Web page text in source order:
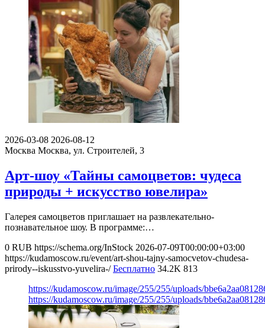
2026-03-08 2026-08-12
Москва Москва, ул. Строителей, 3
Арт-шоу «Тайны самоцветов: чудеса
природы + искусство ювелира»
Галерея самоцветов приглашает на развлекательно-
познавательное шоу. В программе:…
0 RUB https://schema.org/InStock 2026-07-09T00:00:00+03:00
https://kudamoscow.ru/event/art-shou-tajny-samocvetov-chudesa-
prirody--iskusstvo-yuvelira-/ Бесплатно 34.2K 813
https://kudamoscow.ru/image/255/255/uploads/
https://kudamoscow.ru/image/255/255/uploads/